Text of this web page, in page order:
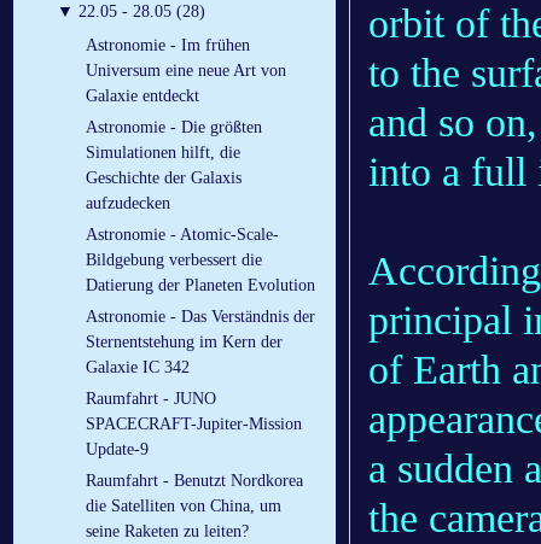
▼ 22.05 - 28.05 (28)
Astronomie - Im frühen
Universum eine neue Art von
Galaxie entdeckt
Astronomie - Die größten
Simulationen hilft, die
Geschichte der Galaxis
aufzudecken
Astronomie - Atomic-Scale-
Bildgebung verbessert die
Datierung der Planeten Evolution
Astronomie - Das Verständnis der
Sternentstehung im Kern der
Galaxie IC 342
Raumfahrt - JUNO
SPACECRAFT-Jupiter-Mission
Update-9
Raumfahrt - Benutzt Nordkorea
die Satelliten von China, um
seine Raketen zu leiten?
orbit of
to the
and so
into a full
principal
of Earth
a sudden
the